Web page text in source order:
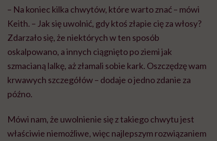
– Na koniec kilka chwytów, które warto znać – mówi
Keith. – Jak się uwolnić, gdy ktoś złapie cię za włosy?
Zdarzało się, że niektórych w ten sposób
oskalpowano, a innych ciągnięto po ziemi jak
szmacianą lalkę, aż złamali sobie kark. Oszczędzę wam
krwawych szczegółów – dodaje o jedno zdanie za
późno.
Mówi nam, że uwolnienie się z takiego chwytu jest
właściwie niemożliwe, więc najlepszym rozwiązaniem